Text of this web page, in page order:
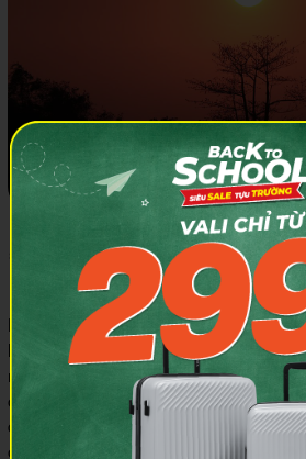
Hoàng hôn qua ống kính chuyên
sắc thái của vẻ đẹp lung linh, lãng
lên bầu trời cao vời
Một ngày trời đẹp, ít mấy, mặt trời
lấp dần sau những rặng cây. Nhờ kỹ
năng bắt khoảnh khắc cực tốt mà
có cho mình rất nhiều tấm hình thật
được tới hơn 7.000 lượt like cùng hơn
chứng cho sức hút của hoàng